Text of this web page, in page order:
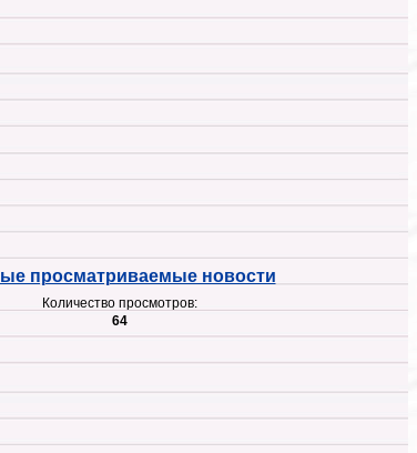
просматриваемые новости
Количество просмотров:
64